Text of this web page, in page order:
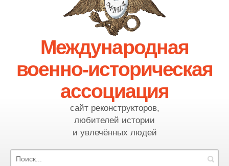
Международная
военно-историческая
ассоциация
сайт реконструкторов,
любителей истории
и увлечённых людей